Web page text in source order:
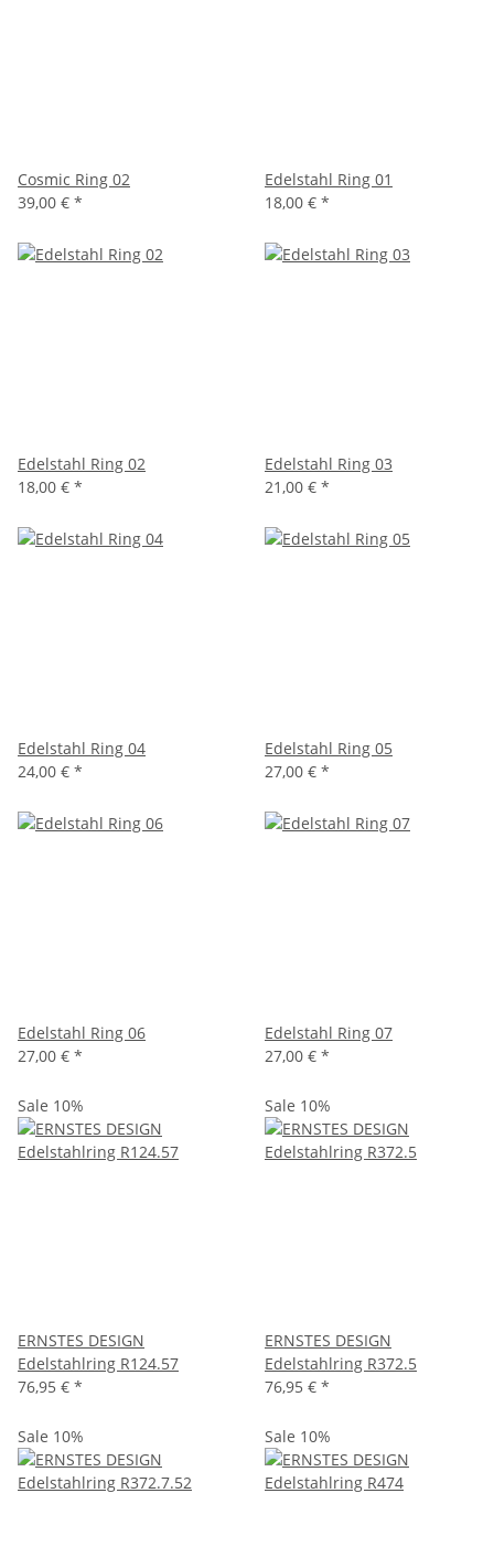
Cosmic Ring 02
39,00 € *
Edelstahl Ring 01
18,00 € *
Edelstahl Ring 02
18,00 € *
Edelstahl Ring 03
21,00 € *
Edelstahl Ring 04
24,00 € *
Edelstahl Ring 05
27,00 € *
Edelstahl Ring 06
27,00 € *
Edelstahl Ring 07
27,00 € *
Sale 10%
ERNSTES DESIGN
Edelstahlring R124.57
76,95 € *
Sale 10%
ERNSTES DESIGN
Edelstahlring R372.5
76,95 € *
Sale 10% Sale 10%